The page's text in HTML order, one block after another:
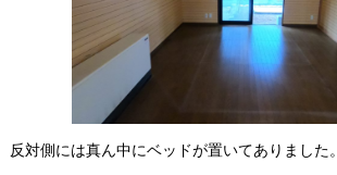
反対側には真ん中にベッドが置いてありました。